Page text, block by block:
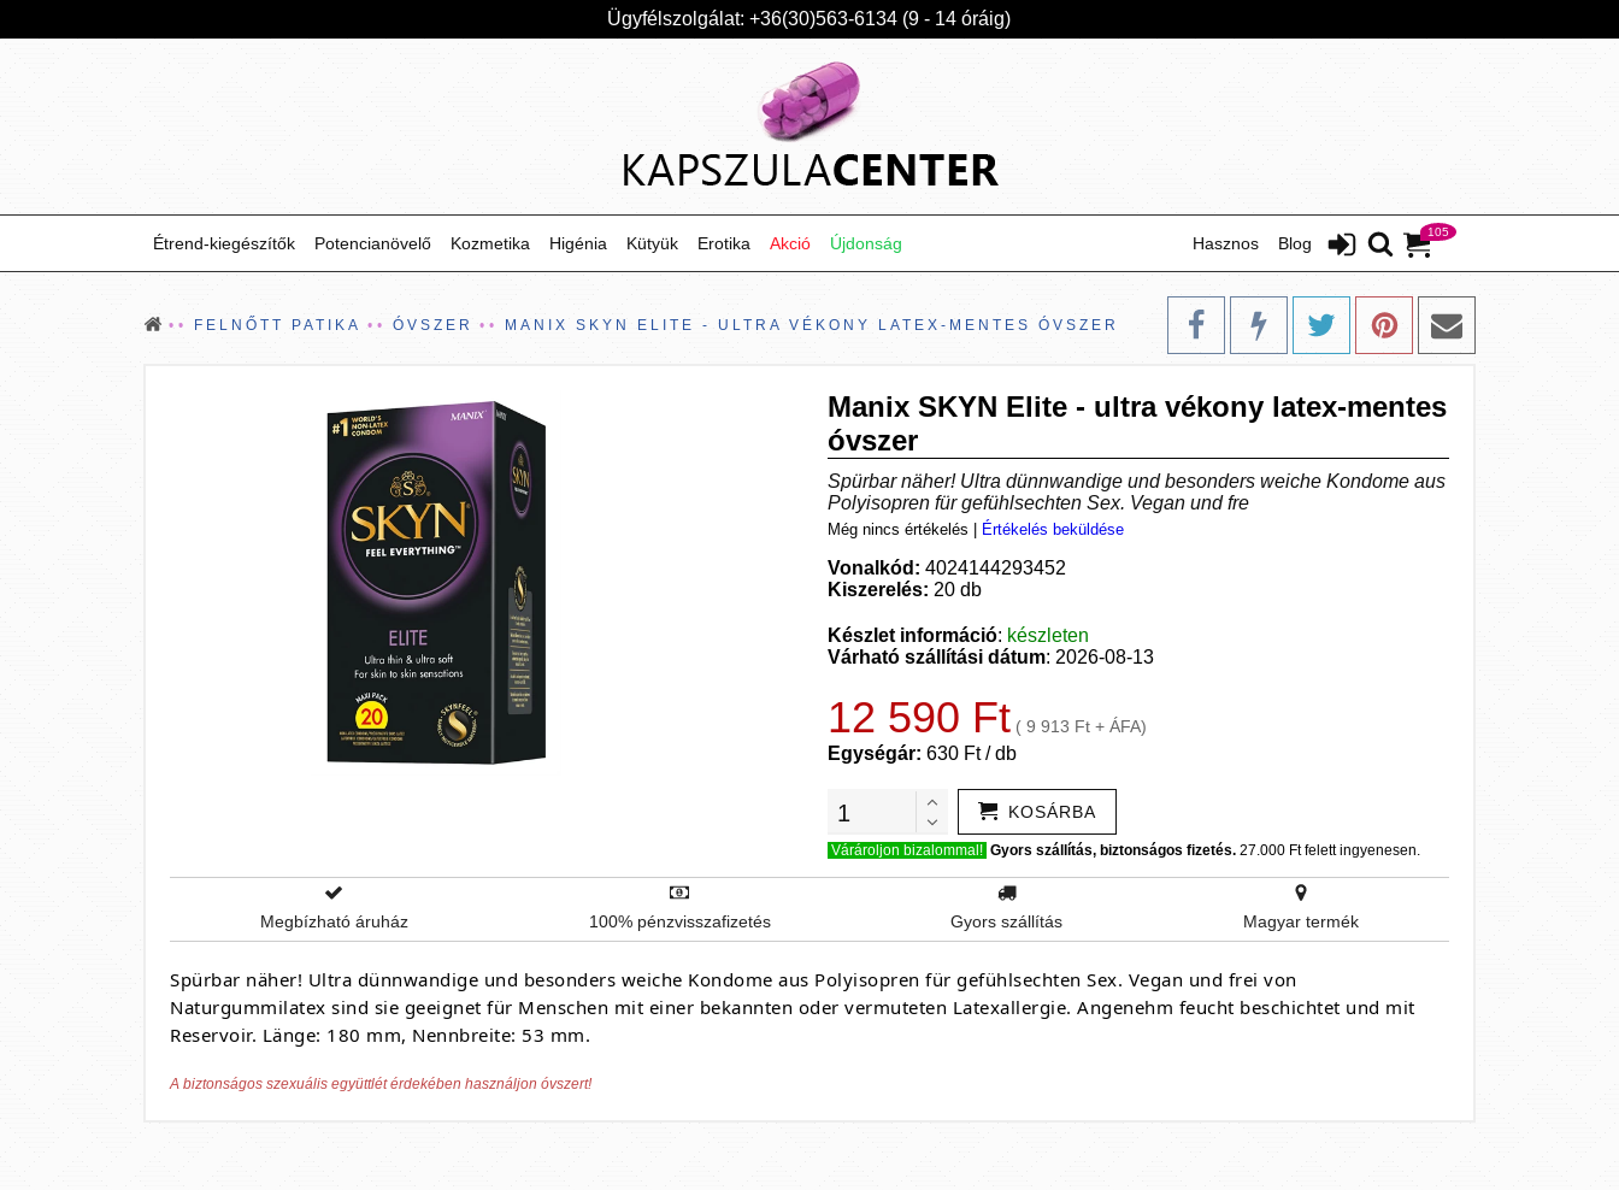
Ügyfélszolgálat: +36(30)563-6134 (9 - 14 óráig)
105
Étrend-kiegészítők Blog
Potencianövelő Hasznos
Kozmetika Higénia Kütyük Erotika Akció Újdonság
FELNŐTT PATIKA ÓVSZER MANIX SKYN ELITE - ULTRA VÉKONY LATEX-MENTES ÓVSZER
Manix SKYN Elite - ultra vékony latex-mentes
óvszer
Spürbar näher! Ultra dünnwandige und besonders weiche Kondome aus
Polyisopren für gefühlsechten Sex. Vegan und fre
Még nincs értékelés Értékelés beküldése
Vonalkód: 4024144293452
Kiszerelés: 20 db
Készlet információ: készleten
Várható szállítási dátum: 2026-08-13
12 590 Ft ( 9 913 Ft + ÁFA)
Egységár: 630 Ft / db
KOSÁRBA
Várároljon bizalommal! Gyors szállítás, biztonságos fizetés. 27.000 Ft felett ingyenesen.
Megbízható áruház 100% pénzvisszafizetés Gyors szállítás Magyar termék
Spürbar näher! Ultra dünnwandige und besonders weiche Kondome aus Polyisopren für gefühlsechten Sex. Vegan und frei von
Naturgummilatex sind sie geeignet für Menschen mit einer bekannten oder vermuteten Latexallergie. Angenehm feucht beschichtet und mit
Reservoir. Länge: 180 mm, Nennbreite: 53 mm.
A biztonságos szexuális együttlét érdekében használjon óvszert!